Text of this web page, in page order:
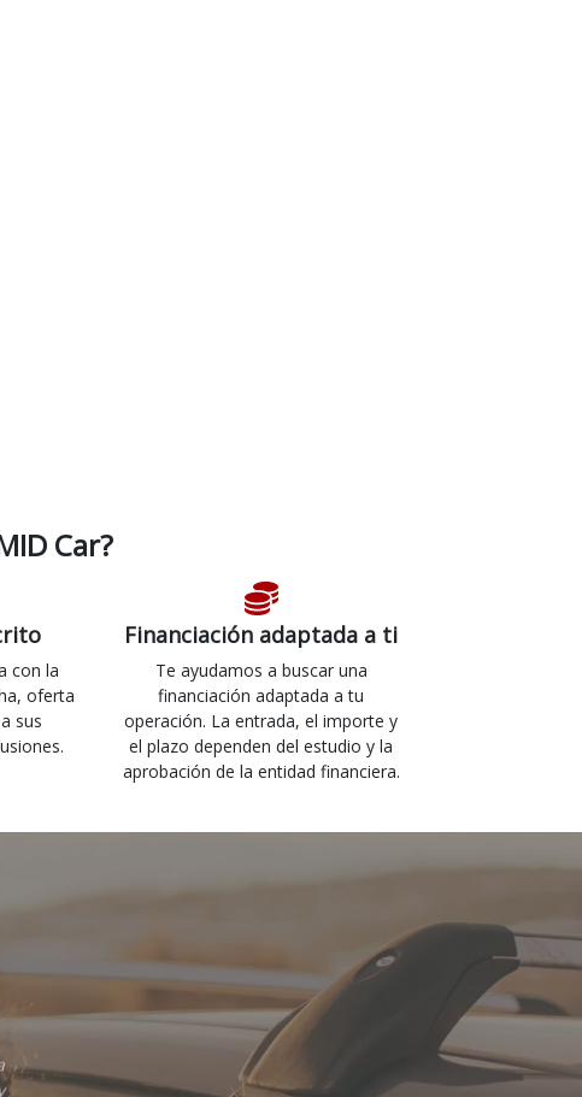
Car?
con la
oferta
sus
Financiación adaptada a ti
Te ayudamos a buscar una
financiación adaptada a tu
operación. La entrada, el importe y
el plazo dependen del estudio y la
aprobación de la entidad financiera.